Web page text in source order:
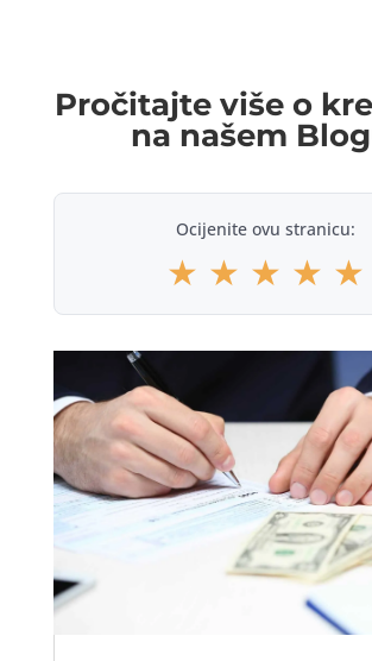
Pročitajte više o
na našem
Ocijenite ovu stranicu:
★ ★ ★ ★ ★